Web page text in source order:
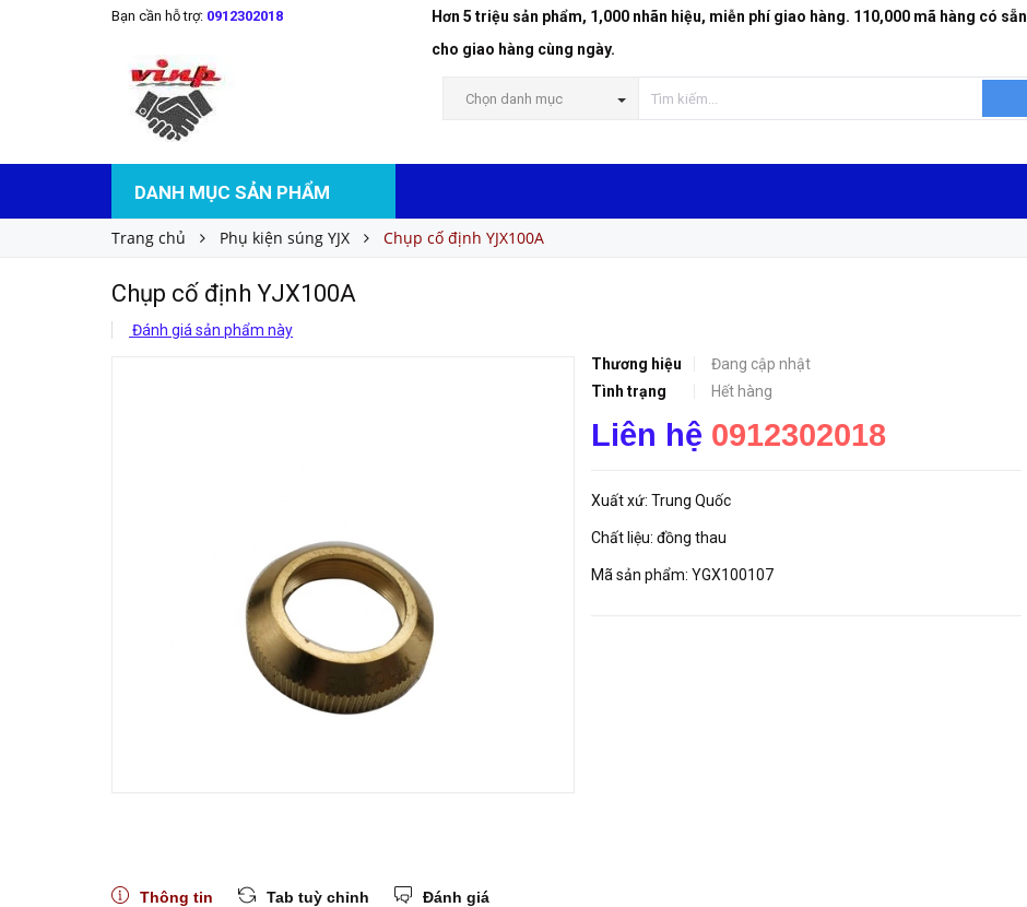
Bạn cần hỗ trợ: 0912302018
Hơn 5 triệu sản phẩm, 1,000 nhãn hiệu, miễn phí giao hàng. 110,000 mã hàng có sẵn
cho giao hàng cùng ngày.
Chọn danh mục
DANH MỤC SẢN PHẨM
Trang chủ Phụ kiện súng YJX Chụp cố định YJX100A
Chụp cố định YJX100A
Đánh giá sản phẩm này
Thương hiệu
Đang cập nhật
Tình trạng
Hết hàng
Liên hệ 0912302018
Xuất xứ: Trung Quốc
Chất liệu: đồng thau
Mã sản phẩm: YGX100107
Chụp cố định YJX100A
Thông tin Tab tuỳ chỉnh Đánh giá